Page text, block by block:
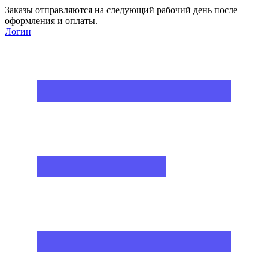
Заказы отправляются на следующий рабочий день после
оформления и оплаты.
Логин